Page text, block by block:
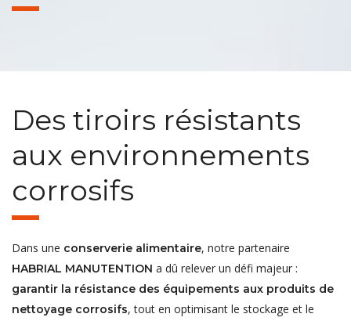
Des tiroirs résistants
aux environnements
corrosifs
Dans une conserverie alimentaire, notre partenaire
HABRIAL MANUTENTION a dû relever un défi majeur :
garantir la résistance des équipements aux produits de
nettoyage corrosifs, tout en optimisant le stockage et le